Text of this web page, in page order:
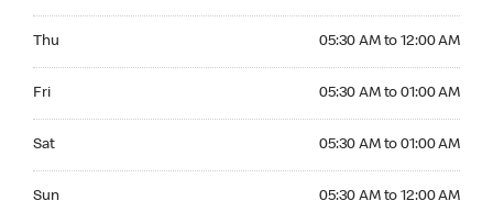
Thu 05:30 AM to 12:00 AM
Fri 05:30 AM to 01:00 AM
Sat 05:30 AM to 01:00 AM
Sun 05:30 AM to 12:00 AM